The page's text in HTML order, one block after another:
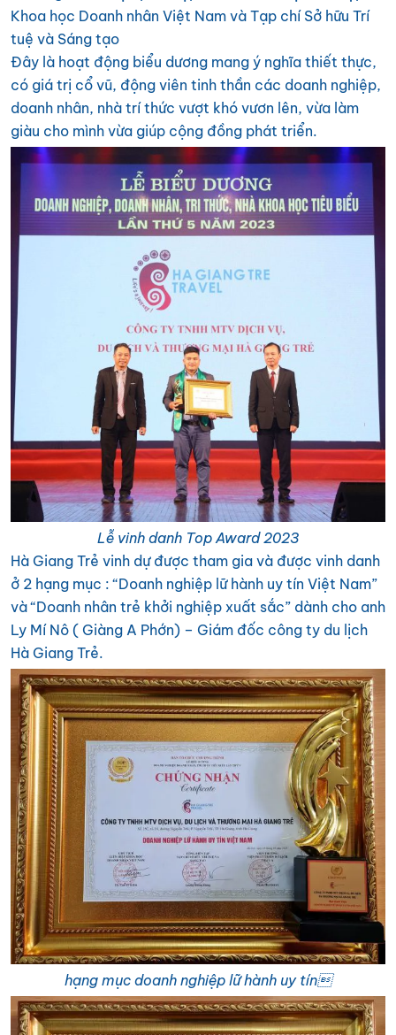
Khoa học Doanh nhân Việt Nam và Tạp chí Sở hữu Trí
tuệ và Sáng tạo
Đây là hoạt động biểu dương mang ý nghĩa thiết thực,
có giá trị cổ vũ, động viên tinh thần các doanh nghiệp,
doanh nhân, nhà trí thức vượt khó vươn lên, vừa làm
giàu cho mình vừa giúp cộng đồng phát triển.
Lễ vinh danh Top Award 2023
Hà Giang Trẻ vinh dự được tham gia và được vinh danh
ở 2 hạng mục : “Doanh nghiệp lữ hành uy tín Việt Nam”
và “Doanh nhân trẻ khởi nghiệp xuất sắc” dành cho anh
Ly Mí Nô ( Giàng A Phớn) – Giám đốc công ty du lịch
Hà Giang Trẻ.
hạng mục doanh nghiệp lữ hành uy tín